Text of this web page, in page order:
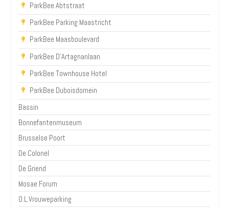
ParkBee Abtstraat
ParkBee Parking Maastricht
ParkBee Maasboulevard
ParkBee D'Artagnanlaan
ParkBee Townhouse Hotel
ParkBee Duboisdomein
Bassin
Bonnefantenmuseum
Brusselse Poort
De Colonel
De Griend
Mosae Forum
O.L.Vrouweparking